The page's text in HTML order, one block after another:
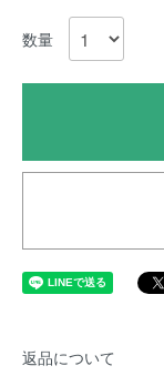
数量
返品について